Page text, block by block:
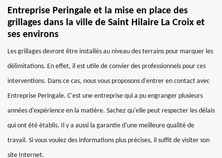
Entreprise Peringale et la mise en place des
grillages dans la ville de Saint Hilaire La Croix et
ses environs
Les grillages devront être installés au niveau des terrains pour marquer les
délimitations. En effet, il est utile de convier des professionnels pour ces
interventions. Dans ce cas, nous vous proposons d'entrer en contact avec
Entreprise Peringale. C'est une entreprise qui a pu engranger plusieurs
années d'expérience en la matière. Sachez qu'elle peut respecter les délais
qui ont été établis. Il y a aussi la garantie d'une meilleure qualité de
travail. Si vous voulez des informations plus précises, il suffit de visiter son
site Internet.